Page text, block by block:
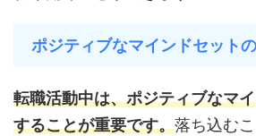
ポジティブなマインドセット
転職活動中は、ポジティブなマ
することが重要です。落ち込む